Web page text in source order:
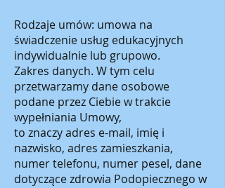
Rodzaje umów: umowa na
świadczenie usług edukacyjnych
indywidualnie lub grupowo.
Zakres danych. W tym celu
przetwarzamy dane osobowe
podane przez Ciebie w trakcie
wypełniania Umowy,
to znaczy adres e-mail, imię i
nazwisko, adres zamieszkania,
numer telefonu, numer pesel, dane
dotyczące zdrowia Podopiecznego w